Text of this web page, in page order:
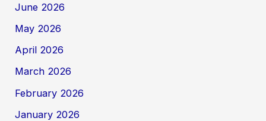
June 2026
May 2026
April 2026
March 2026
February 2026
January 2026